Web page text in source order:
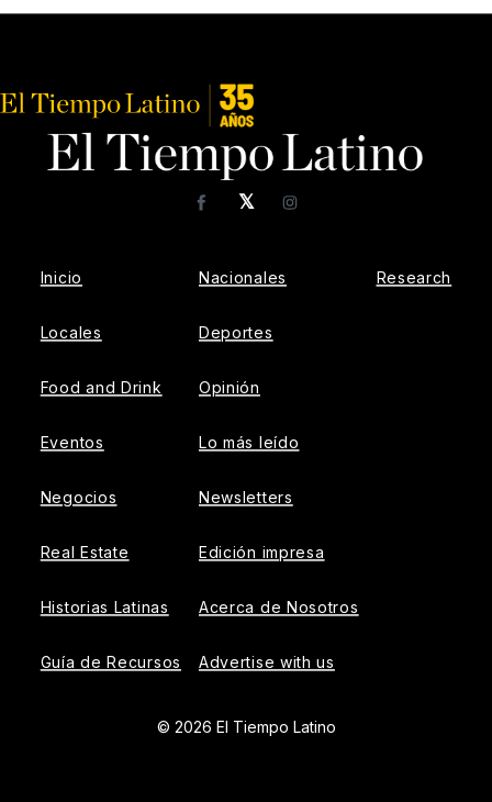
𝕏
FacebookInstagram
Inicio
Locales
Food and Drink
Eventos
Negocios
Real Estate
Historias Latinas
Guía de Recursos
Nacionales
Deportes
Opinión
Lo más leído
Newsletters
Edición impresa
Acerca de Nosotros
Advertise with us
Research
© 2026 El Tiempo Latino